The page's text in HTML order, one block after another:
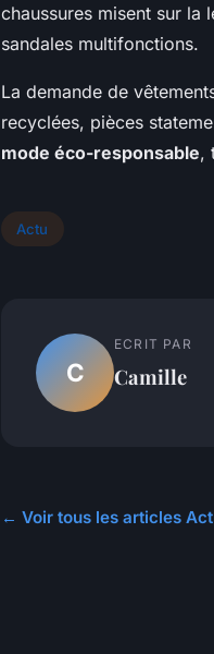
chaussures misent sur la
sandales multifonctions.
La demande de
recyclées, pièces
mode éco-responsable,
Actu
C
ECRIT PAR
Camille
← Voir tous les articles